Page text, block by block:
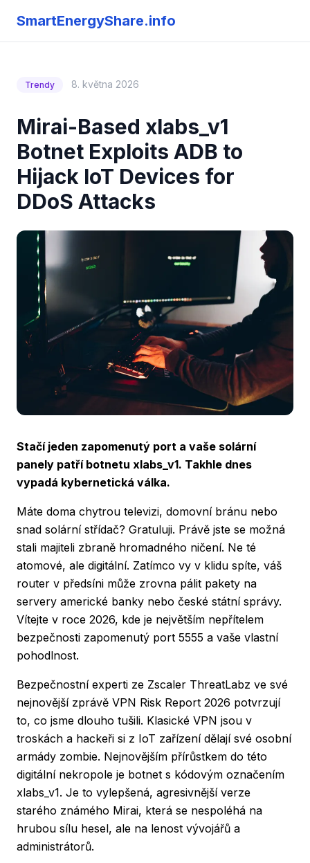
SmartEnergyShare.info
Trendy 8. května 2026
Mirai-Based xlabs_v1
Botnet Exploits ADB to
Hijack IoT Devices for
DDoS Attacks
Stačí jeden zapomenutý port a vaše solární
panely patří botnetu xlabs_v1. Takhle dnes
vypadá kybernetická válka.
Máte doma chytrou televizi, domovní bránu nebo
snad solární střídač? Gratuluji. Právě jste se možná
stali majiteli zbraně hromadného ničení. Ne té
atomové, ale digitální. Zatímco vy v klidu spíte, váš
router v předsíni může zrovna pálit pakety na
servery americké banky nebo české státní správy.
Vítejte v roce 2026, kde je největším nepřítelem
bezpečnosti zapomenutý port 5555 a vaše vlastní
pohodlnost.
Bezpečnostní experti ze Zscaler ThreatLabz ve své
nejnovější zprávě VPN Risk Report 2026 potvrzují
to, co jsme dlouho tušili. Klasické VPN jsou v
troskách a hackeři si z IoT zařízení dělají své osobní
armády zombie. Nejnovějším přírůstkem do této
digitální nekropole je botnet s kódovým označením
xlabs_v1. Je to vylepšená, agresivnější verze
starého známého Mirai, která se nespoléhá na
hrubou sílu hesel, ale na lenost vývojářů a
administrátorů.